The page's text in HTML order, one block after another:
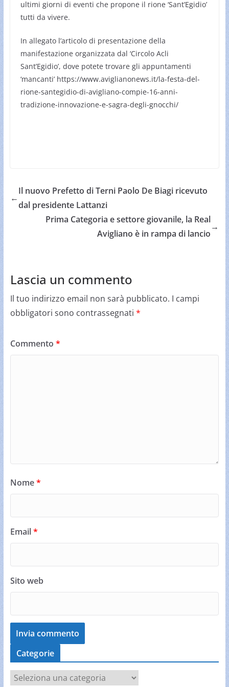
ultimi giorni di eventi che propone il rione ‘Sant’Egidio’
tutti da vivere.
In allegato l’articolo di presentazione della
manifestazione organizzata dal ‘Circolo Acli
Sant’Egidio’, dove potete trovare gli appuntamenti
‘mancanti’ https://www.aviglianonews.it/la-festa-del-
rione-santegidio-di-avigliano-compie-16-anni-
tradizione-innovazione-e-sagra-degli-gnocchi/
←
Il nuovo Prefetto di Terni Paolo De Biagi ricevuto
dal presidente Lattanzi
Prima Categoria e settore giovanile, la Real
Avigliano è in rampa di lancio
→
Lascia un commento
Il tuo indirizzo email non sarà pubblicato. I campi
obbligatori sono contrassegnati *
Commento *
Nome*
Email*
Sito web
Categorie